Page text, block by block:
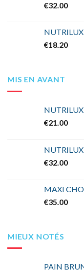
€32.00
€18.20
MIS EN AVANT
€21.00
€32.00
MAXI
€35.00
MIEUX NOTÉS
PAIN